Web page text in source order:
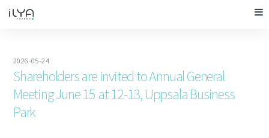
2026-05-24
Shareholders are invited to Annual General
Meeting June 15 at 12-13, Uppsala Business
Park